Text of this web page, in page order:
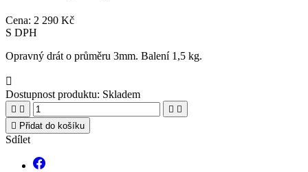
Cena: 2 290 Kč
S DPH
Opravný drát o průměru 3mm. Balení 1,5 kg.

Dostupnost produktu: Skladem
   
 Přidat do košíku
Sdílet